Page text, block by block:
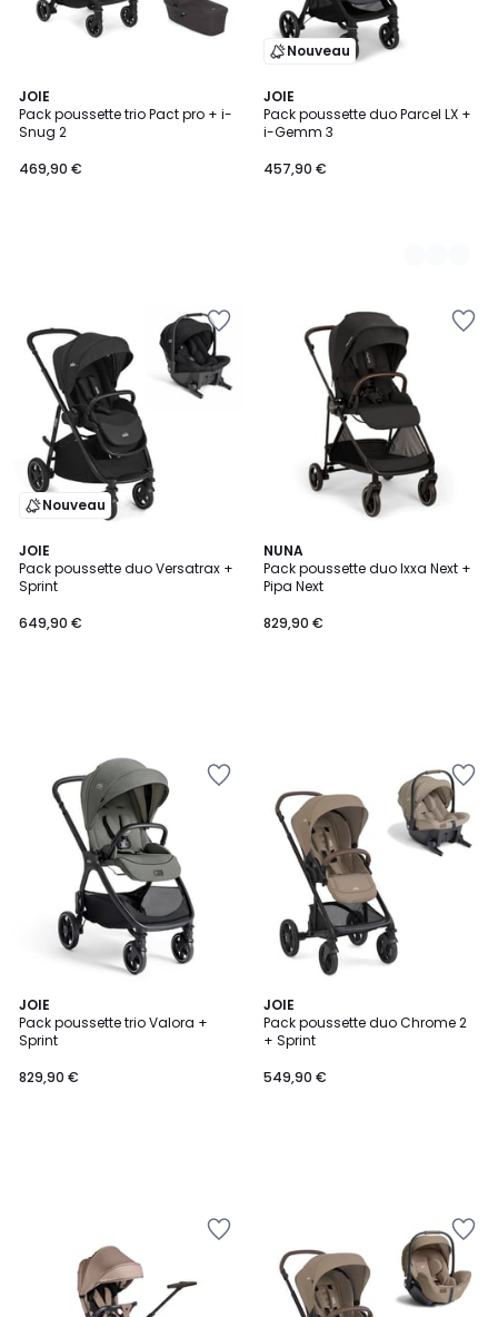
JOIE
Pack poussette trio Pact pro + i-
Snug 2
469,90 €
Nouveau
JOIE
Pack poussette duo Parcel LX +
i-Gemm 3
457,90 €
4
Couleurs
Nouveau
JOIE
Pack poussette duo Versatrax +
Sprint
649,90 €
NUNA
Pack poussette duo Ixxa Next +
Pipa Next
829,90 €
JOIE
Pack poussette trio Valora +
Sprint
829,90 €
JOIE
Pack poussette duo Chrome 2
+ Sprint
549,90 €